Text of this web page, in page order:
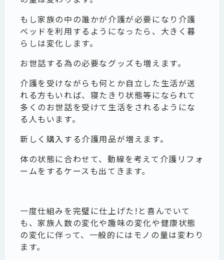
もし家族の中の誰かが介護が必要になり介護
ベッドを利用するようになったら、大きく暮
らしは変化します。
お世話する為の必要なグッズも増えます。
介護を受けながらも何とか自立した生活が送
れる方もいれば、寝たきり状態等になられて
多くのお世話を受けて生活をされるようにな
る人もいます。
新しく購入する介護用品が増えます。
体の状態に合わせて、動線を考えて介護リフォ
ームをするケースも出てきます。
一度仕組みを完璧に仕上げた!と喜んでいて
も、家族人数の変化や趣味の変化や健康状態
の変化に伴って、一般的にはモノの量は変わり
ます。